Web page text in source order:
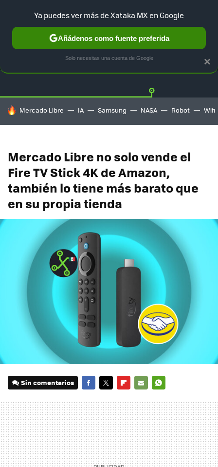
GUÍA DE COMPRAS MERCADO LIBRE
HOY SE HABLA DE
Mercado Libre IA Samsung NASA Robot Wifi
Mercado Libre no solo vende el
Fire TV Stick 4K de Amazon,
también lo tiene más barato que
en su propia tienda
Sin comentarios
MAIL
×
Ya puedes ver más de Xataka MX en Google
Añádenos como fuente preferida
Solo necesitas una cuenta de Google